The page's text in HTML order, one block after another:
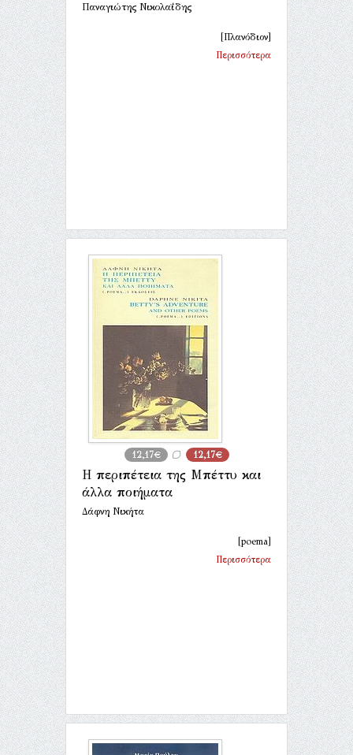
Παναγιώτης Νικολαΐδης
[Πλανόδιον]
Περισσότερα
12,17€ 12,17€
Η περιπέτεια της Μπέττυ και
άλλα ποιήματα
Δάφνη Νικήτα
[poema]
Περισσότερα